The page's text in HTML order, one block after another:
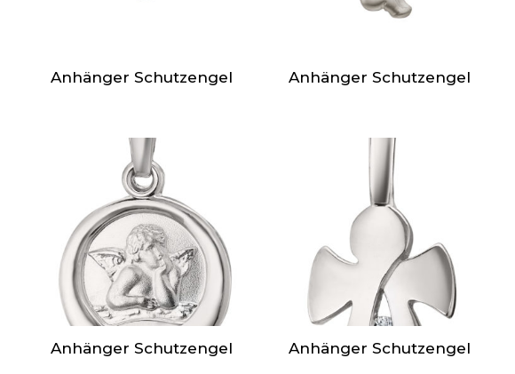
Anhänger Schutzengel Anhänger Schutzengel
Anhänger Schutzengel Anhänger Schutzengel